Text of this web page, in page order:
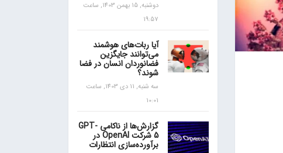
دوشنبه, 15 بهمن 1403, ساعت
19:57
آیا ربات‌های هوشمند
می‌توانند جایگزین
فضانوردان انسان در فضا
شوند؟
سه شنبه, 11 دی 1403, ساعت
10:01
گزارش‌ها از ناکامی GPT-
5 شرکت OpenAI در
برآورده‌سازی انتظارات